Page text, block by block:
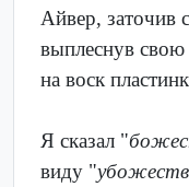
Айвер, заточив
выплеснув
на воск
Я сказал "
виду "